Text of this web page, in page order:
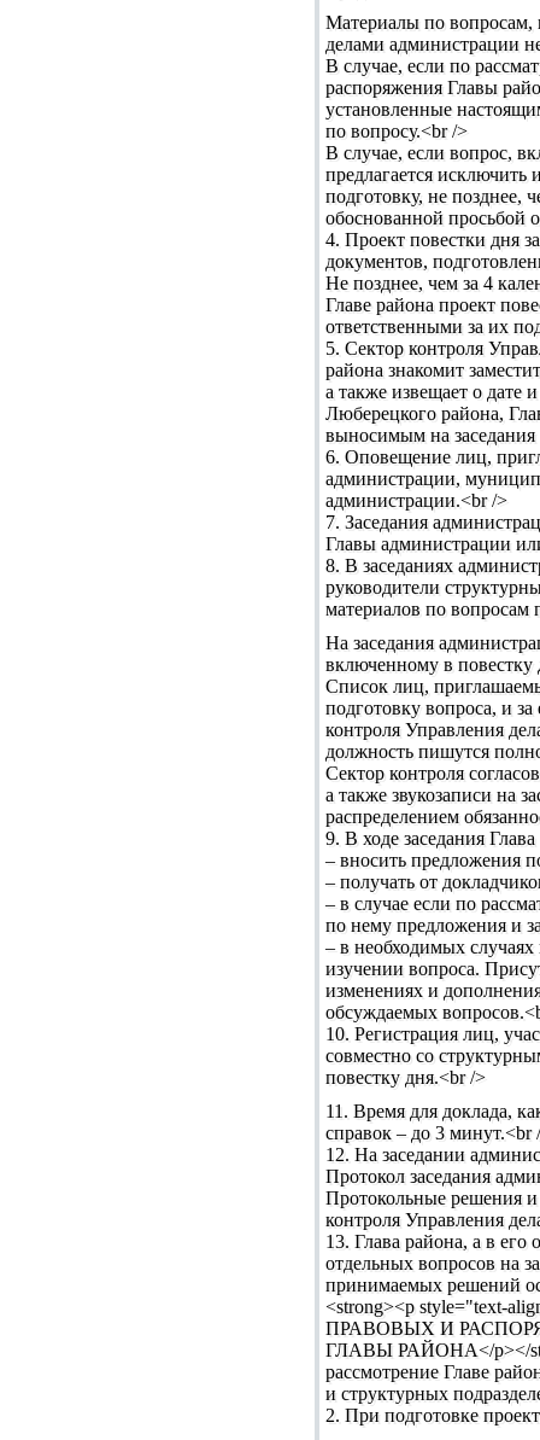
Материалы по вопросам,
делами администрации
В случае, если по
распоряжения Главы
установленные
по вопросу.<br />
В случае, если вопрос,
предлагается исключить
подготовку, не позднее,
обоснованной просьбой
4. Проект повестки дня
документов,
Не позднее, чем за 4
Главе района проект
ответственными за их
5. Сектор контроля
района знакомит
а также извещает о дате
Люберецкого района,
выносимым на
6. Оповещение лиц,
администрации,
администрации.<br />
7. Заседания
Главы администрации
8. В заседаниях
руководители
материалов по вопросам
На заседания
включенному в повестку
Список лиц,
подготовку вопроса, и
контроля Управления
должность пишутся
Сектор контроля
а также звукозаписи на
распределением
9. В ходе заседания
– вносить предложения
– получать от
– в случае если по
по нему предложения и
– в необходимых
изучении вопроса.
изменениях и
обсуждаемых
10. Регистрация лиц,
совместно со
повестку дня.<br />
11. Время для доклада,
справок – до 3 минут.<br
12. На заседании
Протокол заседания
Протокольные решения и
контроля Управления
13. Глава района, а в
отдельных вопросов на
принимаемых решений
<strong><p
ПРАВОВЫХ И
ГЛАВЫ РАЙОНА</p></
рассмотрение Главе
и структурных
2. При подготовке